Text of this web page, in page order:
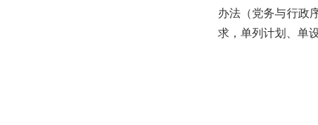
办法（党务与行政
求，单列计划、单